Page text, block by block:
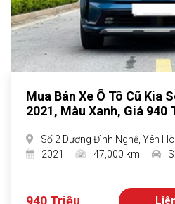
Mua Bán Xe Ô Tô Cũ Kia
2021, Màu Xanh, Giá 940
Số 2 Dương Đình Nghệ, Yên
2021
47,000 km
940 Triệu